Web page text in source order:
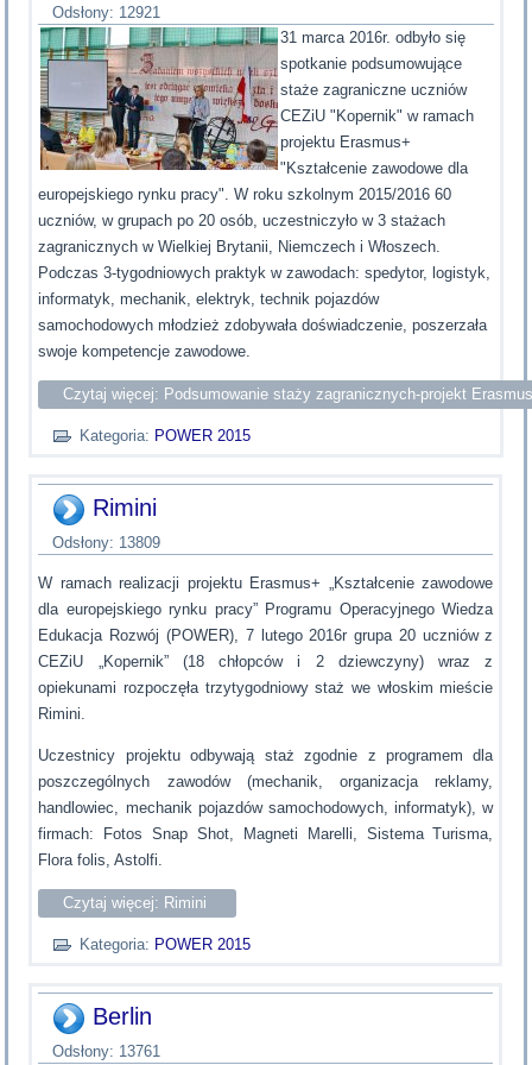
Odsłony: 12921
31 marca 2016r. odbyło się
spotkanie podsumowujące
staże zagraniczne uczniów
CEZiU "Kopernik" w ramach
projektu Erasmus+
"Kształcenie zawodowe dla
europejskiego rynku pracy". W roku szkolnym 2015/2016 60
uczniów, w grupach po 20 osób, uczestniczyło w 3 stażach
zagranicznych w Wielkiej Brytanii, Niemczech i Włoszech.
Podczas 3-tygodniowych praktyk w zawodach: spedytor, logistyk,
informatyk, mechanik, elektryk, technik pojazdów
samochodowych młodzież zdobywała doświadczenie, poszerzała
swoje kompetencje zawodowe.
Czytaj więcej: Podsumowanie staży zagranicznych-projekt
Kategoria: POWER 2015
Rimini
Odsłony: 13809
W ramach realizacji projektu Erasmus+ „Kształcenie zawodowe
dla europejskiego rynku pracy” Programu Operacyjnego Wiedza
Edukacja Rozwój (POWER), 7 lutego 2016r grupa 20 uczniów z
CEZiU „Kopernik” (18 chłopców i 2 dziewczyny) wraz z
opiekunami rozpoczęła trzytygodniowy staż we włoskim mieście
Rimini.
Uczestnicy projektu odbywają staż zgodnie z programem dla
poszczególnych zawodów (mechanik, organizacja reklamy,
handlowiec, mechanik pojazdów samochodowych, informatyk), w
firmach: Fotos Snap Shot, Magneti Marelli, Sistema Turisma,
Flora folis, Astolfi.
Czytaj więcej: Rimini
Kategoria: POWER 2015
Berlin
Odsłony: 13761